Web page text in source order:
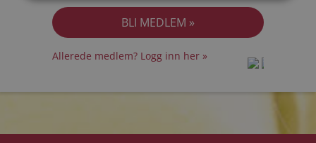
Allerede medlem? Logg inn her »